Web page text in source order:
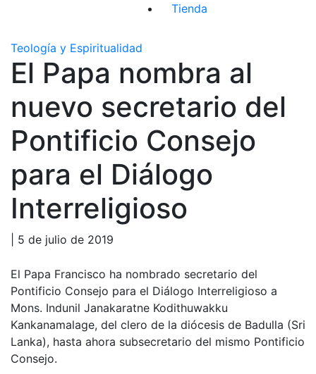
Tienda
Teología y Espiritualidad
El Papa nombra al
nuevo secretario del
Pontificio Consejo
para el Diálogo
Interreligioso
| 5 de julio de 2019
El Papa Francisco ha nombrado secretario del
Pontificio Consejo para el Diálogo Interreligioso a
Mons. Indunil Janakaratne Kodithuwakku
Kankanamalage, del clero de la diócesis de Badulla (Sri
Lanka), hasta ahora subsecretario del mismo Pontificio
Consejo.